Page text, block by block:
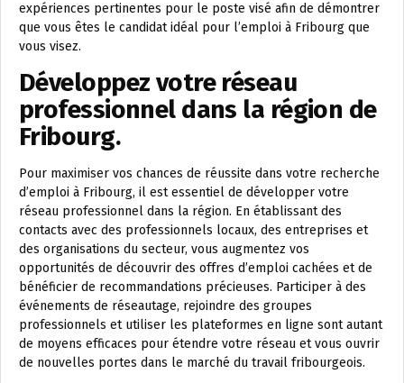
expériences pertinentes pour le poste visé afin de démontrer
que vous êtes le candidat idéal pour l’emploi à Fribourg que
vous visez.
Développez votre réseau
professionnel dans la région de
Fribourg.
Pour maximiser vos chances de réussite dans votre recherche
d’emploi à Fribourg, il est essentiel de développer votre
réseau professionnel dans la région. En établissant des
contacts avec des professionnels locaux, des entreprises et
des organisations du secteur, vous augmentez vos
opportunités de découvrir des offres d’emploi cachées et de
bénéficier de recommandations précieuses. Participer à des
événements de réseautage, rejoindre des groupes
professionnels et utiliser les plateformes en ligne sont autant
de moyens efficaces pour étendre votre réseau et vous ouvrir
de nouvelles portes dans le marché du travail fribourgeois.